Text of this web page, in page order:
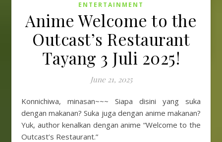
ENTERTAINMENT
Anime Welcome to the
Outcast’s Restaurant
Tayang 3 Juli 2025!
June 21, 2025
Konnichiwa, minasan~~~ Siapa disini yang suka
dengan makanan? Suka juga dengan anime makanan?
Yuk, author kenalkan dengan anime “Welcome to the
Outcast’s Restaurant.”